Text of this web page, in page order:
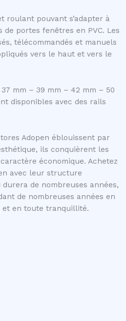
roulant pouvant s’adapter à
de portes fenêtres en PVC. Les
télécommandés et manuels
vers le haut et vers le
mm – 39 mm – 42 mm – 50
disponibles avec des rails
Adopen éblouissent par
ils conquièrent les
économique. Achetez
avec leur structure
de nombreuses années,
de nombreuses années en
et en toute tranquillité.